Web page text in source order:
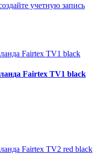
учетную запись
Fairtex TV1 black